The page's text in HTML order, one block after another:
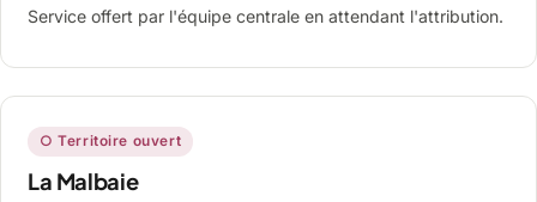
Service offert par l'équipe centrale en attendant l'attribution.
○ Territoire ouvert
La Malbaie